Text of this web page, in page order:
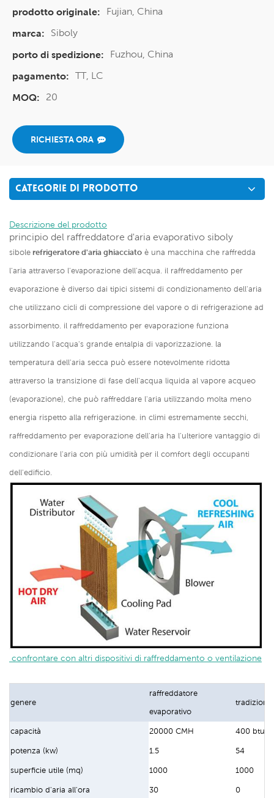
prodotto originale:
Fujian, China
marca:
Siboly
porto di spedizione:
Fuzhou, China
pagamento: TT, LC
MOQ:
20
RICHIESTA ORA
CATEGORIE DI PRODOTTO
Descrizione del prodotto
principio del raffreddatore d'aria evaporativo siboly
sibole refrigeratore d'aria ghiacciato è una macchina che raffredda
l'aria attraverso l'evaporazione dell'acqua. il raffreddamento per
evaporazione è diverso dai tipici sistemi di condizionamento dell'aria
che utilizzano cicli di compressione del vapore o di refrigerazione ad
assorbimento. il raffreddamento per evaporazione funziona
utilizzando l'acqua's grande entalpia di vaporizzazione. la
temperatura dell'aria secca può essere notevolmente ridotta
attraverso la transizione di fase dell'acqua liquida al vapore acqueo
(evaporazione), che può raffreddare l'aria utilizzando molta meno
energia rispetto alla refrigerazione. in climi estremamente secchi,
raffreddamento per evaporazione dell'aria ha l'ulteriore vantaggio di
condizionare l'aria con più umidità per il comfort degli occupanti
dell'edificio.
confrontare con altri dispositivi di raffreddamento o ventilazione
genere
raffreddatore
evaporativo
capacità 20000 CMH 400 btu/
potenza (kw) 1.5 54
superficie utile (mq) 1000 1000
ricambio d'aria all'ora 30 0